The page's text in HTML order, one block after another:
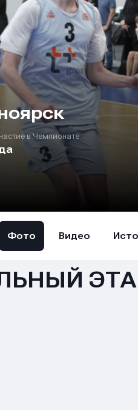
в Чемпионате
Фото Видео